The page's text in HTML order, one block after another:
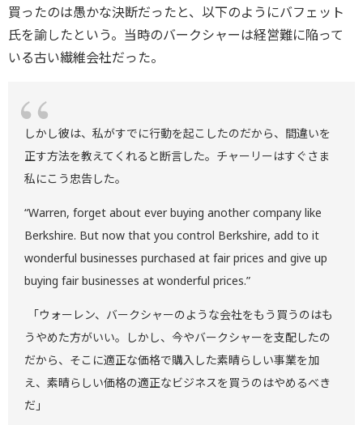
買ったのは愚かな決断だったと、以下のようにバフェット
氏を諭したという。当時のバークシャーは経営難に陥って
いる古い繊維会社だった。
しかし彼は、私がすでに行動を起こしたのだから、間違いを
正す方法を教えてくれると断言した。チャーリーはすぐさま
私にこう忠告した。
“Warren, forget about ever buying another company like
Berkshire. But now that you control Berkshire, add to it
wonderful businesses purchased at fair prices and give up
buying fair businesses at wonderful prices.”
「ウォーレン、バークシャーのような会社をもう買うのはも
うやめた方がいい。しかし、今やバークシャーを支配したの
だから、そこに適正な価格で購入した素晴らしい事業を加
え、素晴らしい価格の適正なビジネスを買うのはやめるべき
だ」